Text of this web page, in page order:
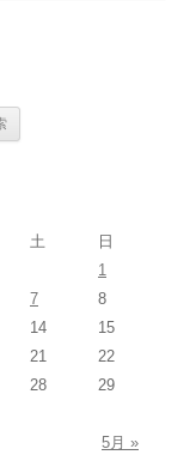
土
日
1
7
8
14
15
21
22
28
29
5月 »